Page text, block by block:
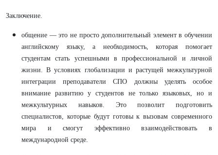
Заключение.
общение — это не просто дополнительный элемент в обучении
английскому языку, а необходимость, которая помогает
студентам стать успешными в профессиональной и личной
жизни. В условиях глобализации и растущей межкультурной
интеграции преподаватели СПО должны уделять особое
внимание развитию у студентов не только языковых, но и
межкультурных навыков. Это позволит подготовить
специалистов, которые будут готовы к вызовам современного
мира и смогут эффективно взаимодействовать в
международной среде.